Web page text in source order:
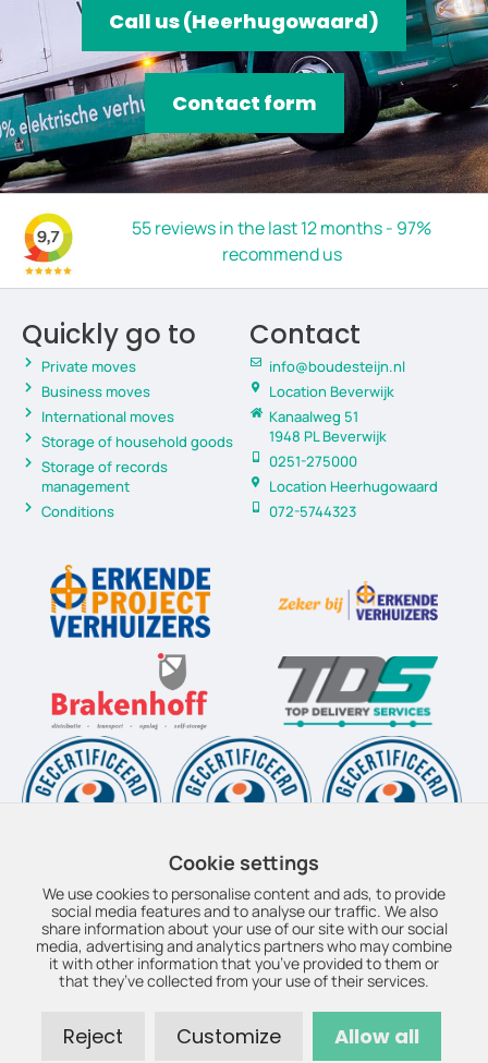
Call us (Heerhugowaard)
Contact form
55 reviews in the last 12 months - 97%
recommend us
Contact
info@boudesteijn.nl
Location Beverwijk
Kanaalweg 51
1948 PL Beverwijk
0251-275000
Location Heerhugowaard
072-5744323
Quickly go to
Private moves
Business moves
International moves
Storage of household goods
Storage of records
management
Conditions
© Copyright 2026 – Boudesteijn Top Movers – Realisatie door:
SiteOnline–Privacyverklaring–Disclaimer–Duurzaamheid
–
Brakenhoff Verhuizingen bv / Boudesteijn Top Movers • KvK
Cookie settings
We use cookies to personalise content and ads, to provide
social media features and to analyse our traffic. We also
share information about your use of our site with our social
media, advertising and analytics partners who may combine
it with other information that you’ve provided to them or
that they’ve collected from your use of their services.
Reject Customize Allow all